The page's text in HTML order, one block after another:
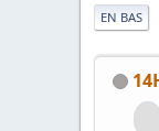
EN BAS